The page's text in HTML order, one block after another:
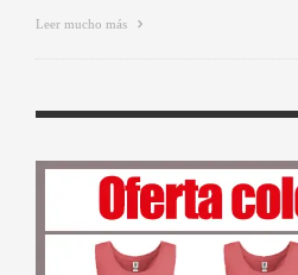
Leer mucho más